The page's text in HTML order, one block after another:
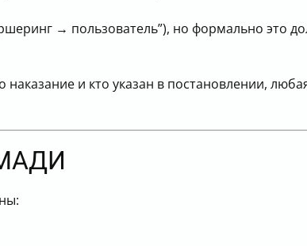
→ пользователь”), но формально это
и кто указан в постановлении,